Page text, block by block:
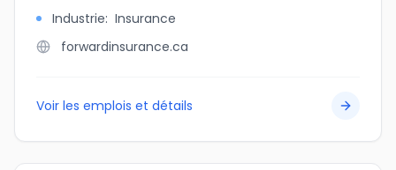
Industrie: Insurance
forwardinsurance.ca
Voir les emplois et détails